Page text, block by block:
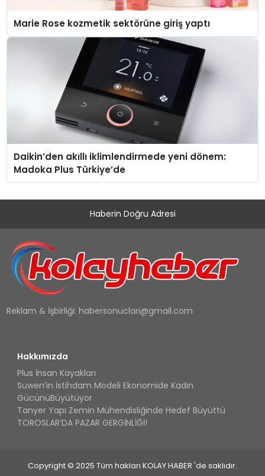
Marie Rose kozmetik sektörüne giriş yaptı
Daikin’den akıllı iklimlendirmede yeni dönem:
Madoka Plus Türkiye’de
Haberin Doğru Adresi
Reklam & İşbirliği: habersonuclari@gmail.com
Hakkımızda
Plus İnsan Kayakları
Suwen’in İstihdam Modeli Ekonomide Kadın
GücünüBüyütüyor
Tanyer Yapı Zemin Mühendisliğinde Hedef Büyüttü
TOROSLAR’DA PAZAR GERGİNLİĞİ!
Copyright © 2025 Tüm hakları KOLAY HABER 'de saklıdır.